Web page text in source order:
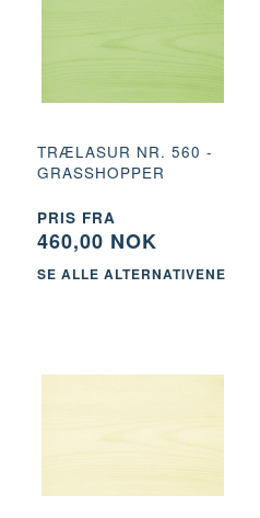
TRÆLASUR NR. 560 -
GRASSHOPPER
PRIS FRA
460,00 NOK
SE ALLE ALTERNATIVENE